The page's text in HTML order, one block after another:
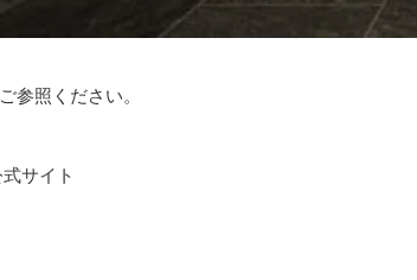
参照ください。
式サイト